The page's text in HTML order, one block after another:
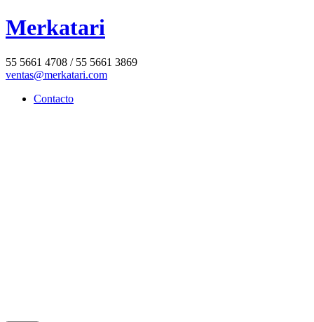
Merkatari
55 5661 4708 / 55 5661 3869
ventas@merkatari.com
Contacto